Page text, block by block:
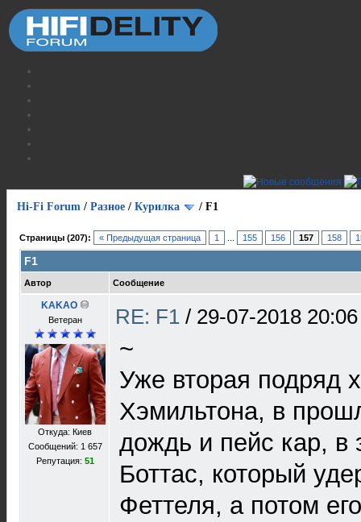
Hi-Fi Forum / Разное / Курилка / F1
Страницы (207): « Предыдущая страница 1 155 156 157 158
F1
Автор Сообщение
KAKAO
Ветеран
Откуда: Киев
Сообщений: 1 657
Репутация: 51
RE: F1 / 29-07-2018 20:06
~
Уже вторая подряд
Хэмильтона, в
дождь и пейс кар, в
Боттас, который
Феттеля, а потом